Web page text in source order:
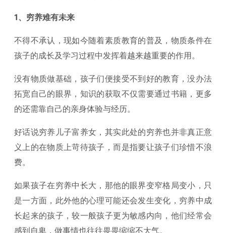
1、穷养难有未来
不得不承认，现如今随着素质教育的普及，物质条件在
孩子的成长及学习过程中发挥着越来越重要的作用。
没有物质做基础，孩子们便接受不到好的教育，没办法
拓宽自己的眼界，知识的获取不仅需要通过书籍，更多
的还需靠自己的亲身体验与经历。
好话说穷养儿子富养女，其实此处的穷养也并非真正意
义上的在物质上苛待孩子，而是指要让孩子们珍惜不浪
费。
如果孩子在穷养中长大，那他的眼界变窄格局变小，只
是一方面，此外他的心理可能还会发生变化，穷养中成
长起来的孩子，较一般孩子更为敏感内向，他们经常会
感到自卑，做事情也往往畏畏缩缩不大气。